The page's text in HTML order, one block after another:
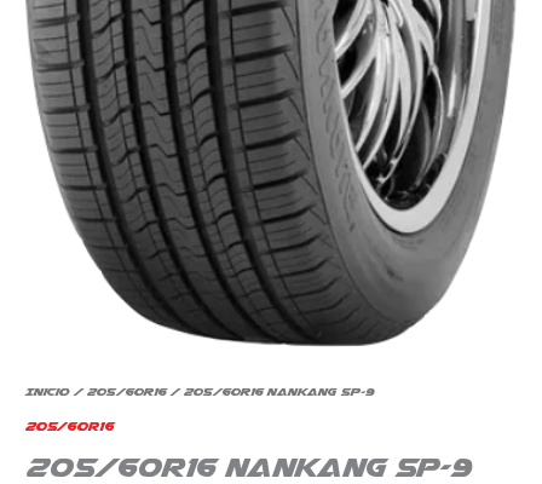
Inicio/205/60R16/ 205/60R16 Nankang SP-9
205/60R16
205/60R16 Nankang SP-9